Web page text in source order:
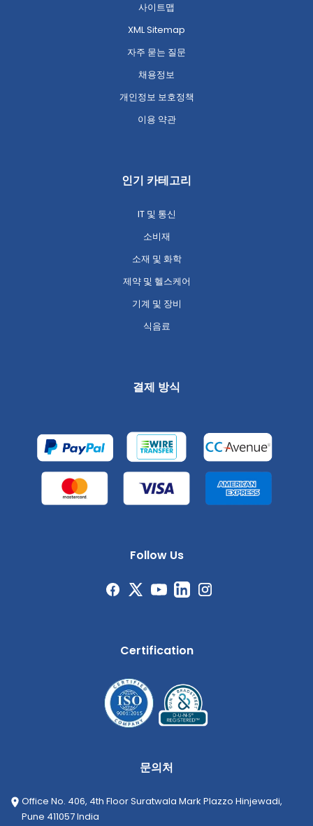
사이트맵
XML Sitemap
자주 묻는 질문
채용정보
개인정보 보호정책
이용 약관
인기 카테고리
IT 및 통신
소비재
소재 및 화학
제약 및 헬스케어
기계 및 장비
식음료
결제 방식
Follow Us
Certification
문의처
Office No. 406, 4th Floor Suratwala Mark Plazzo Hinjewadi,
Pune 411057 India